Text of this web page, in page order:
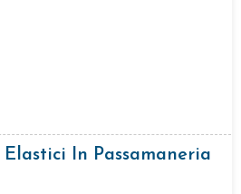
In Passamaneria